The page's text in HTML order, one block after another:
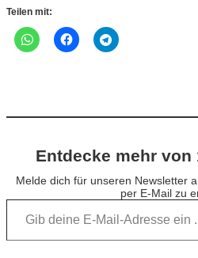
Teilen mit:
Entdecke mehr von
Melde dich für unseren Newsletter
per E-Mail zu
Gib deine E-Mail-Adresse ein …